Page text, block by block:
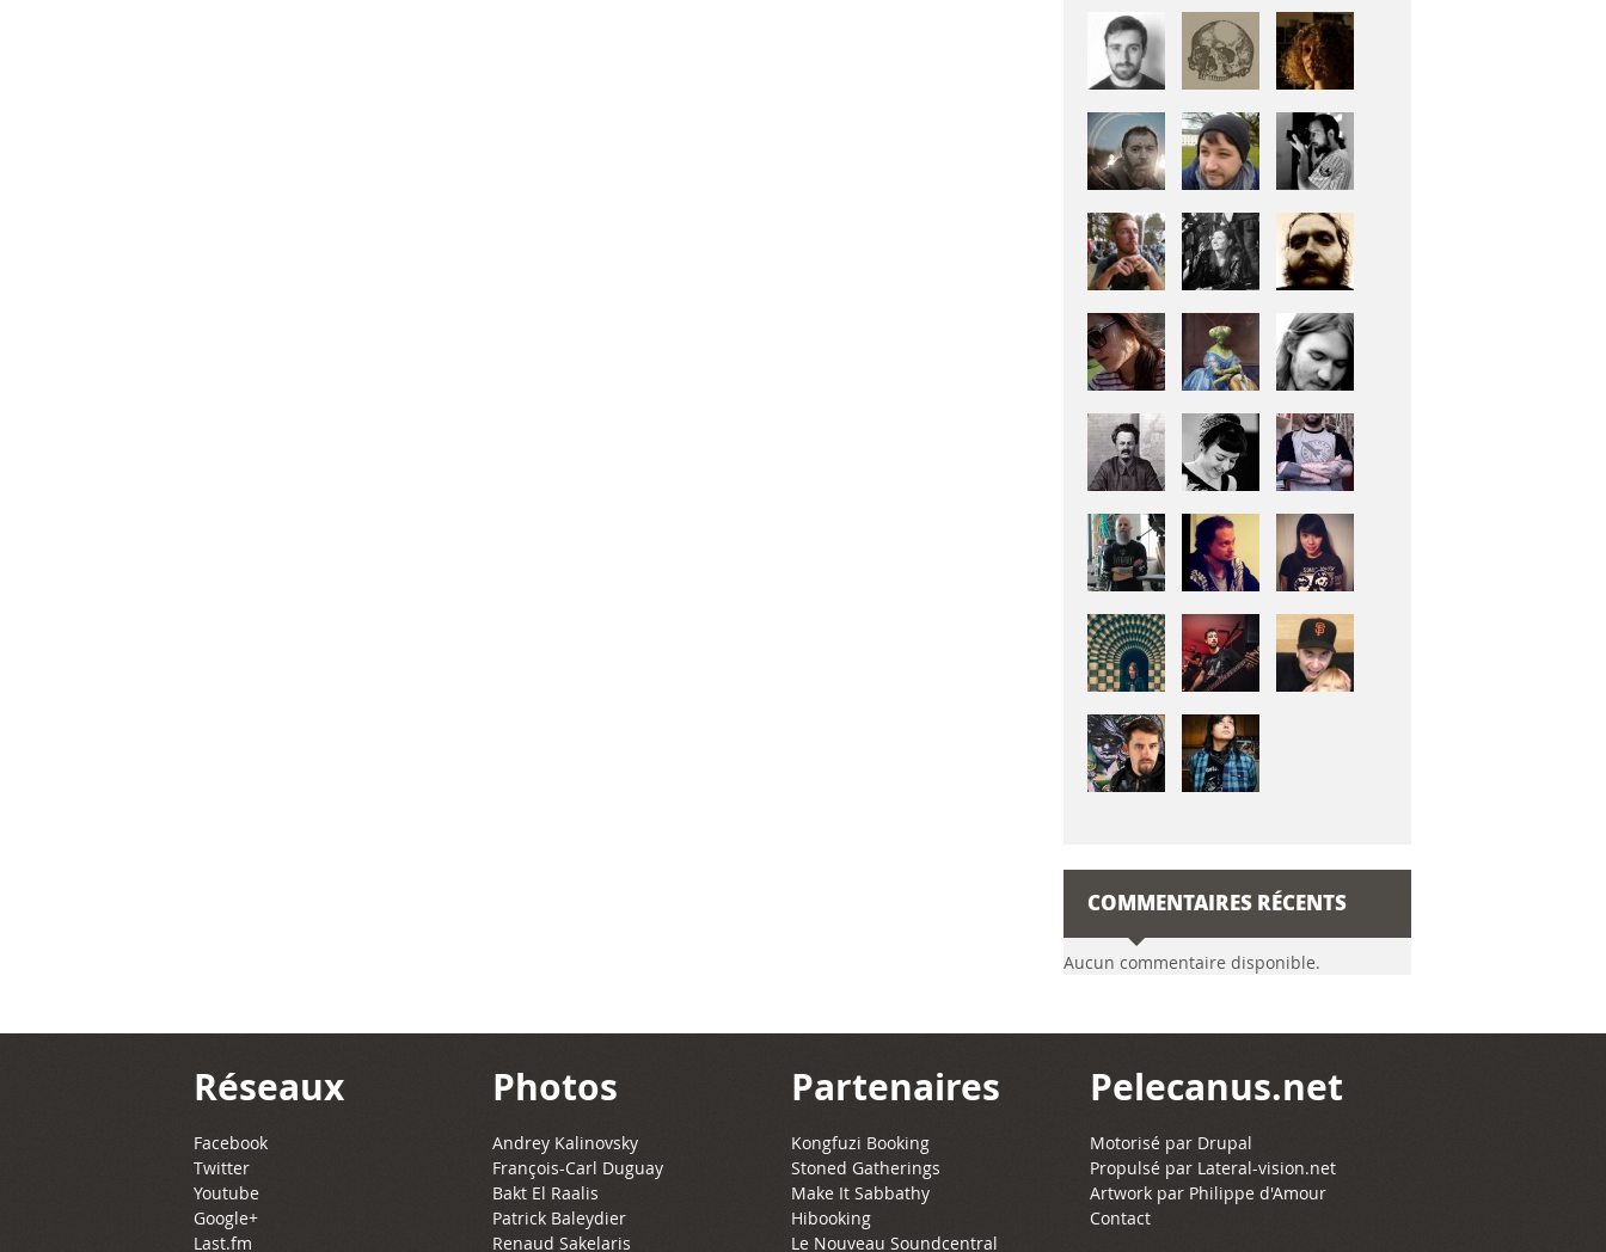
COMMENTAIRES RÉCENTS
Aucun commentaire disponible.
Réseaux
Facebook
Twitter
Youtube
Google+
Last.fm
Photos
Andrey Kalinovsky
François-Carl Duguay
Bakt El Raalis
Patrick Baleydier
Renaud Sakelaris
Partenaires
Kongfuzi Booking
Stoned Gatherings
Make It Sabbathy
Hibooking
Le Nouveau Soundcentral
Pelecanus.net
Motorisé par Drupal
Propulsé par Lateral-vision.net
Artwork par Philippe d'Amour
Contact